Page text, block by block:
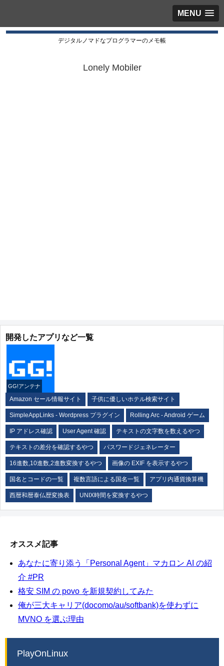
MENU
デジタルノマドなプログラマーのメモ帳
Lonely Mobiler
開発したアプリなど一覧
GG!アンテナ
Amazon セール情報サイト 子供に優しいホテル検索サイト
SimpleAppLinks - Wordpress プラグイン Rolling Arc - Android ゲーム
IP アドレス確認 User Agent 確認 テキストの文字数を数えるやつ
テキストの差分を確認するやつ パスワードジェネレーター
16進数,10進数,2進数変換するやつ 画像の EXIF を表示するやつ
国名とコードの一覧 複数言語による国名一覧 アプリ内通貨換算機
西暦和暦泰仏歴変換表 UNIX時間を変換するやつ
オススメ記事
あなたに寄り添う「Personal Agent」マカロン AI の紹
介 #PR
格安 SIM の povo を新規契約してみた
俺が三大キャリア(docomo/au/softbank)を使わずに
MVNO を選ぶ理由
PlayOnLinux